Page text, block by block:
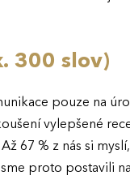
300 slov)
pouze na
vylepšené
67 % z nás si
proto postavili